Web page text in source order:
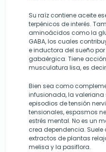
Su raíz contiene aceite
terpénicos de interés.
aminoácidos como la
GABA, los cuales
e inductora del sueño
gabaérgica. Tiene
musculatura lisa, es
Bien sea como
infusionada, la valeriana
episodios de tensión
tensionales, espasmos
estrés mental. No es un
crea dependencia.
extractos de plantas
melisa y la pasiflora.